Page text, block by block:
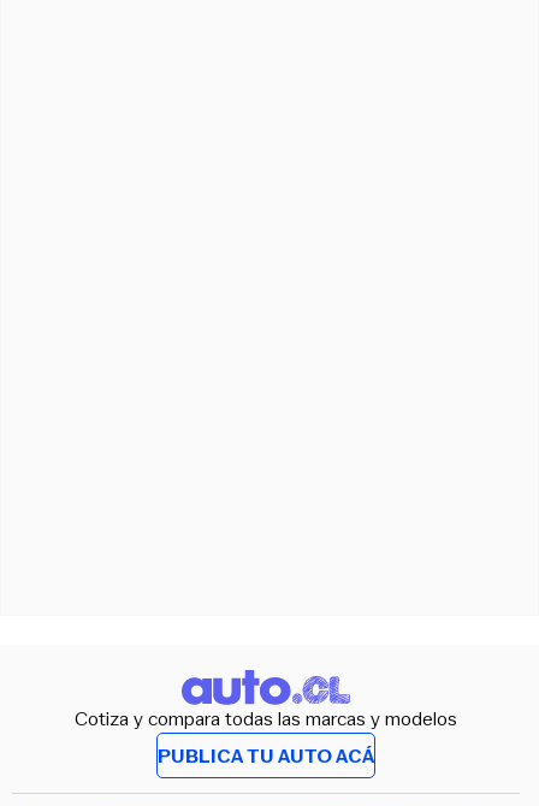
Cotiza y compara todas las marcas y modelos
PUBLICA TU AUTO ACÁ